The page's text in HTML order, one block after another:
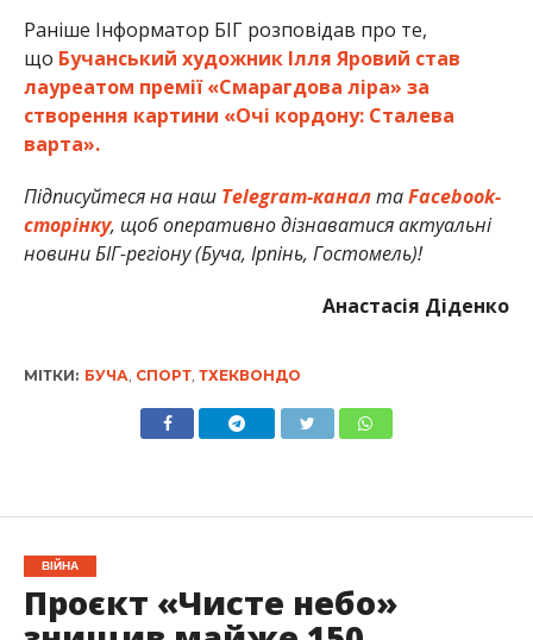
Раніше Інформатор БІГ розповідав про те,
що Бучанський художник Ілля Яровий став
лауреатом премії «Смарагдова ліра» за
створення картини «Очі кордону: Сталева
варта».
Підписуйтеся на наш Telegram-каналтаFacebook-
сторінку, щоб оперативно дізнаватися актуальні
новини БІГ-регіону (Буча, Ірпінь, Гостомель)!
Анастасія Діденко
МІТКИ: БУЧА, СПОРТ, ТХЕКВОНДО
ВІЙНА
Проєкт «Чисте небо»